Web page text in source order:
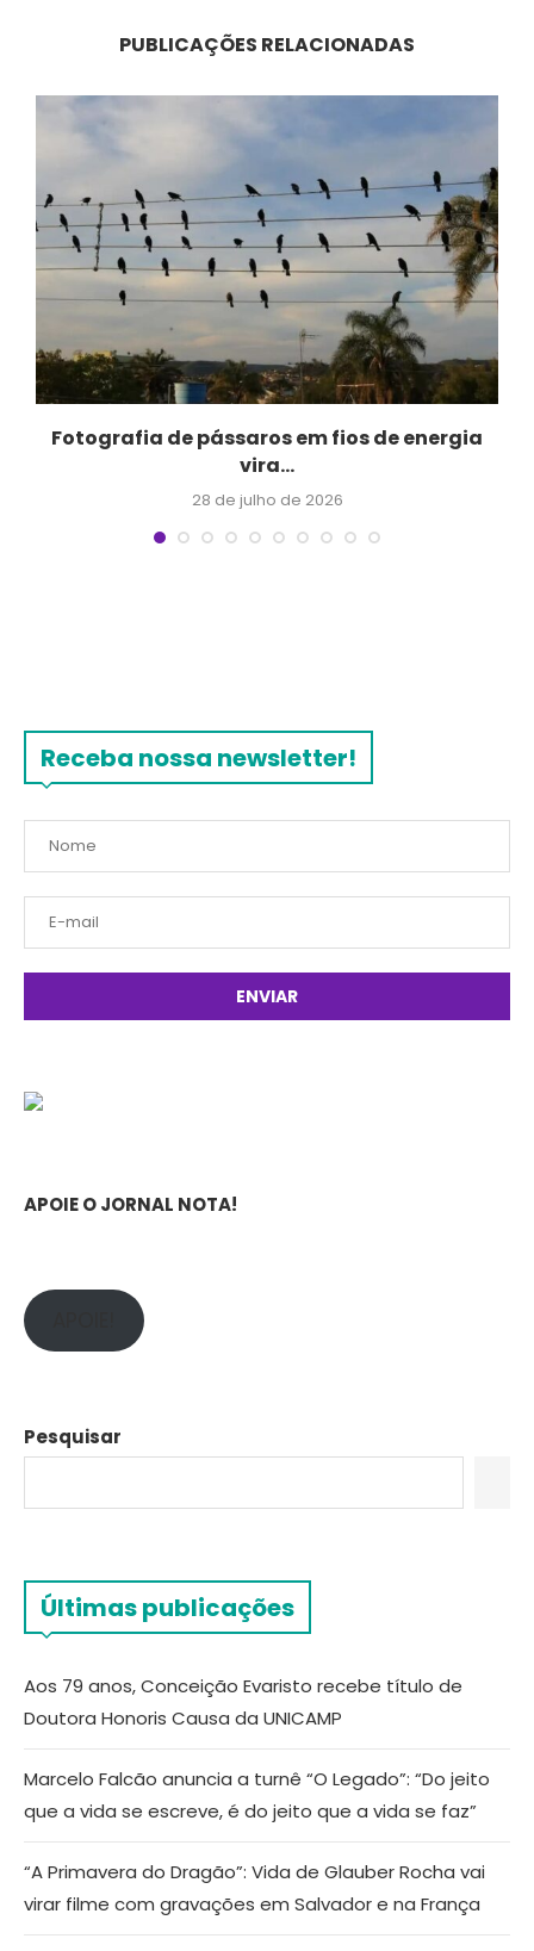
PUBLICAÇÕES RELACIONADAS
Fotografia de pássaros em fios de energia
vira...
28 de julho de 2026
Receba nossa newsletter!
APOIE O JORNAL NOTA!
Pesquisar
Últimas publicações
Aos 79 anos, Conceição Evaristo recebe título de
Doutora Honoris Causa da UNICAMP
Marcelo Falcão anuncia a turnê “O Legado”: “Do jeito
que a vida se escreve, é do jeito que a vida se faz”
“A Primavera do Dragão”: Vida de Glauber Rocha vai
virar filme com gravações em Salvador e na França